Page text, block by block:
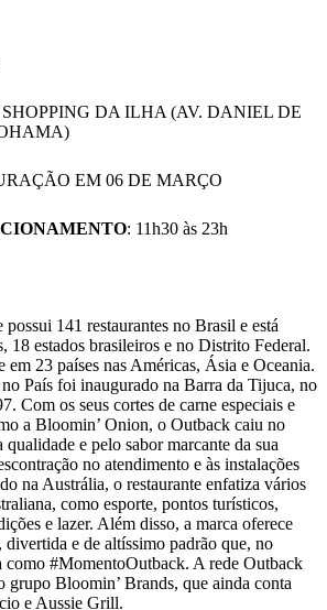
DA ILHA (AV. DANIEL DE
EM 06 DE MARÇO
: 11h30 às 23h
141 restaurantes no Brasil e está
18 estados brasileiros e no Distrito Federal.
em 23 países nas Américas, Ásia e Oceania.
País foi inaugurado na Barra da Tijuca, no
Com os seus cortes de carne especiais e
a Bloomin’ Onion, o Outback caiu no
e pelo sabor marcante da sua
no atendimento e às instalações
na Austrália, o restaurante enfatiza vários
como esporte, pontos turísticos,
e lazer. Além disso, a marca oferece
e de altíssimo padrão que, no
#MomentoOutback. A rede Outback
grupo Bloomin’ Brands, que ainda conta
e Aussie Grill.